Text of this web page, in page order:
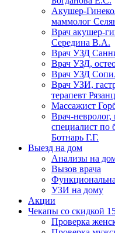
Акушер-
маммолог
Врач акушер-
Середина В.А.
Врач УЗД
Врач УЗД,
Врач УЗД
Врач УЗИ,
терапевт
Массажист
Врач-невролог,
специалист по
Ботнарь Г.Г.
Выезд на дом
Анализы на
Вызов врача
УЗИ на дому
Акции
Чекапы со скидкой
Проверка